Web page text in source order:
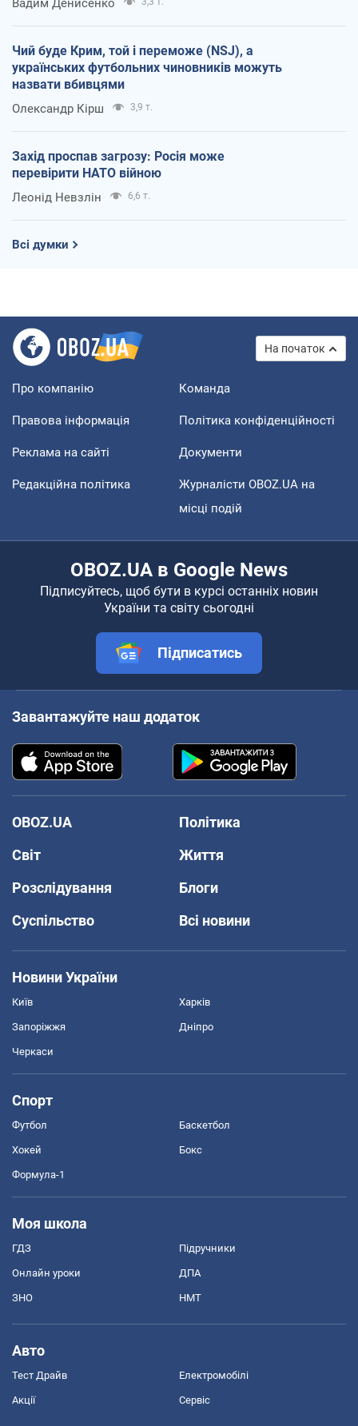
Вадим Денисенко
Чий буде Крим, той і переможе (NSJ), а
українських футбольних чиновників можуть
назвати вбивцями
Олександр Кірш 3,9 т.
Захід проспав загрозу: Росія може
перевірити НАТО війною
Леонід Невзлін 6,6 т.
Всі думки
На початок
Про компанію Команда
Правова інформація Політика конфіденційності
Реклама на сайті Документи
Редакційна політика
Журналісти OBOZ.UA на
місці подій
OBOZ.UA в Google News
Підписуйтесь, щоб бути в курсі останніх новин
України та світу сьогодні
Підписатись
Завантажуйте наш додаток
OBOZ.UA
Політика
Світ
Життя
Розслідування
Блоги
Суспільство
Всі новини
Новини України
Київ Харків
Запоріжжя Дніпро
Черкаси
Спорт
Футбол Баскетбол
Хокей Бокс
Формула-1
Моя школа
ГДЗ Підручники
Онлайн уроки ДПА
ЗНО НМТ
Авто
Тест Драйв Електромобілі
Акції Сервіс